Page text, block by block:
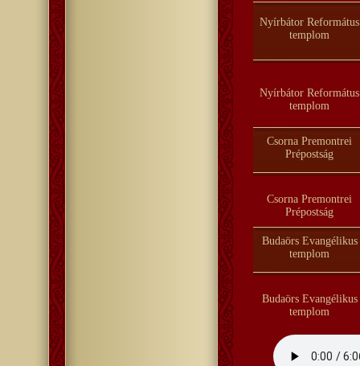
Nyírbátor Református
templom
Nyírbátor Református
templom
Csorna Premontrei
Prépostság
Csorna Premontrei
Prépostság
Budaörs Evangélikus
templom
Budaörs Evangélikus
templom